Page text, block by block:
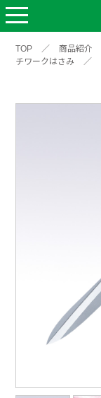
TOP ／ 商品紹介
チワークはさみ
／